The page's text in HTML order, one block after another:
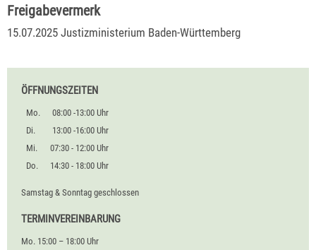
Freigabevermerk
15.07.2025 Justizministerium Baden-Württemberg
ÖFFNUNGSZEITEN
Mo.
08:00 -13:00 Uhr
Di.
13:00 -16:00 Uhr
Mi.
07:30 - 12:00 Uhr
Do.
14:30 - 18:00 Uhr
Samstag & Sonntag geschlossen
TERMINVEREINBARUNG
Mo. 15:00 – 18:00 Uhr